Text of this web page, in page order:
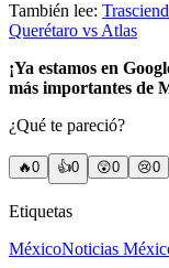
También lee:
Querétaro vs Atlas
¡Ya estamos en
más importantes de
¿Qué te pareció?
🔥0 👍0 😲0 😢0
Etiquetas
MéxicoNoticias